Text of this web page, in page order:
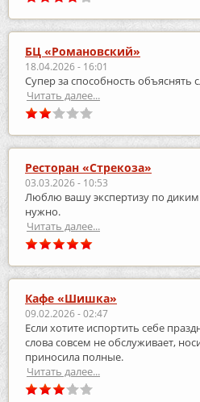
БЦ «Романовский»
18.04.2026 - 16:01
Супер за способность объяснять
Читать далее...
Ресторан «Стрекоза»
03.03.2026 - 10:53
Люблю вашу экспертизу по
нужно.
Читать далее...
Кафе «Шишка»
09.02.2026 - 02:47
Если хотите испортить себе
слова совсем не обслуживает,
приносила полные.
Читать далее...